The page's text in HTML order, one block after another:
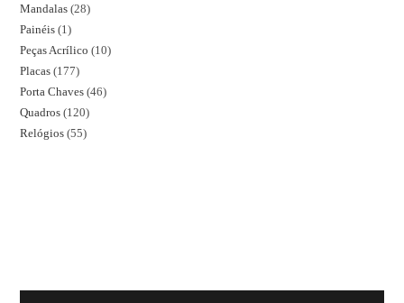
Mandalas 28
Painéis 1
Peças Acrílico 10
Placas 177
Porta Chaves 46
Quadros 120
Relógios 55